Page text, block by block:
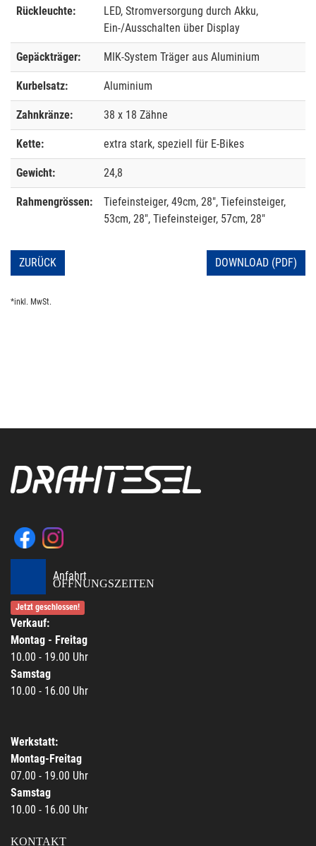
Rückleuchte:
LED, Stromversorgung durch Akku,
Ein-/Ausschalten über Display
Gepäckträger: MIK-System Träger aus Aluminium
Kurbelsatz: Aluminium
Zahnkränze: 38 x 18 Zähne
Kette: extra stark, speziell für E-Bikes
Gewicht: 24,8
Rahmengrössen:
Tiefeinsteiger, 49cm, 28", Tiefeinsteiger,
53cm, 28", Tiefeinsteiger, 57cm, 28"
ZURÜCK DOWNLOAD (PDF)
*inkl. MwSt.
Anfahrt
ÖFFNUNGSZEITEN
Jetzt geschlossen!
Verkauf:
Montag - Freitag
10.00 - 19.00 Uhr
Samstag
10.00 - 16.00 Uhr
Werkstatt:
Montag-Freitag
07.00 - 19.00 Uhr
Samstag
10.00 - 16.00 Uhr
KONTAKT